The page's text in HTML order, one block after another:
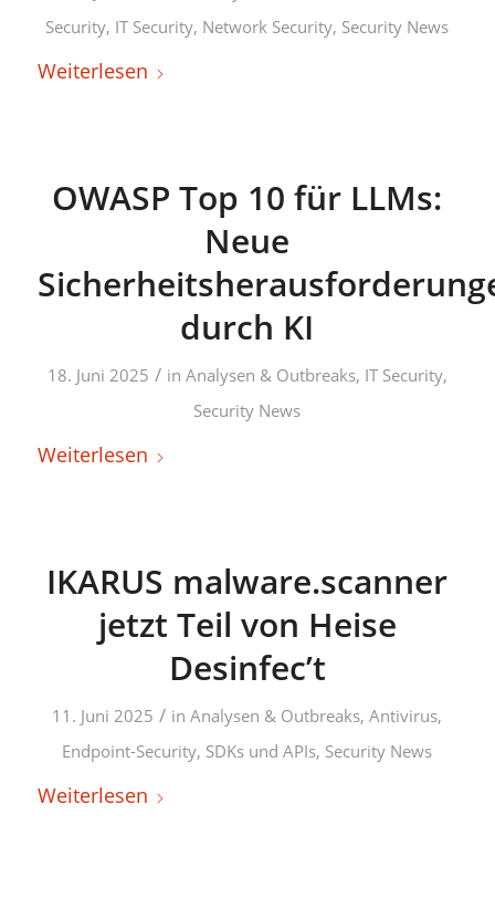
Security, IT Security, Network Security, Security News
Weiterlesen
OWASP Top 10 für LLMs:
Neue
durch KI
18. Juni 2025 / in Analysen & Outbreaks, IT Security,
Security News
Weiterlesen
IKARUS malware.scanner
jetzt Teil von Heise
Desinfec’t
11. Juni 2025 / inAnalysen & Outbreaks,Antivirus,
Endpoint-Security, SDKs und APIs, Security News
Weiterlesen